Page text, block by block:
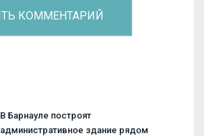
В Барнауле построят
административное здание рядом